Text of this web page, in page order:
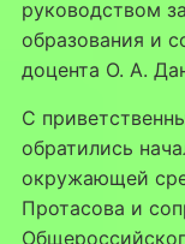
руководством
образования и
доцента О. А.
С
обратились
окружающей
Протасова и